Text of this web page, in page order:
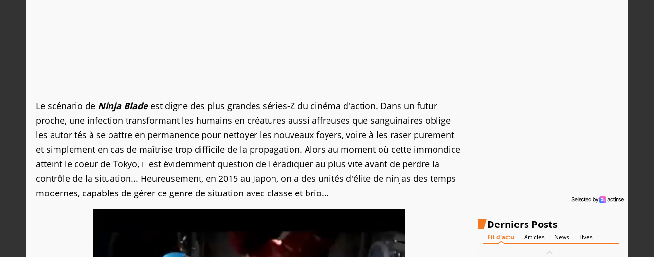
Le scénario de Ninja Bladeest digne des plus grandes séries-Z du cinéma d'action. Dans un futur
proche, une infection transformant les humains en créatures aussi affreuses que sanguinaires oblige
les autorités à se battre en permanence pour nettoyer les nouveaux foyers, voire à les raser purement
et simplement en cas de maîtrise trop difficile de la propagation. Alors au moment où cette immondice
atteint le coeur de Tokyo, il est évidemment question de l'éradiquer au plus vite avant de perdre la
contrôle de la situation... Heureusement, en 2015 au Japon, on a des unités d'élite de ninjas des temps
modernes, capables de gérer ce genre de situation avec classe et brio...
Derniers Posts
Fil d'actu Articles News Lives